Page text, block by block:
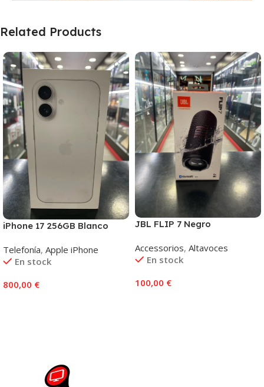
Related Products
iPhone 17 256GB Blanco
Telefonía, Apple iPhone
En stock
800,00 €
JBL FLIP 7 Negro
Accessorios, Altavoces
En stock
100,00 €